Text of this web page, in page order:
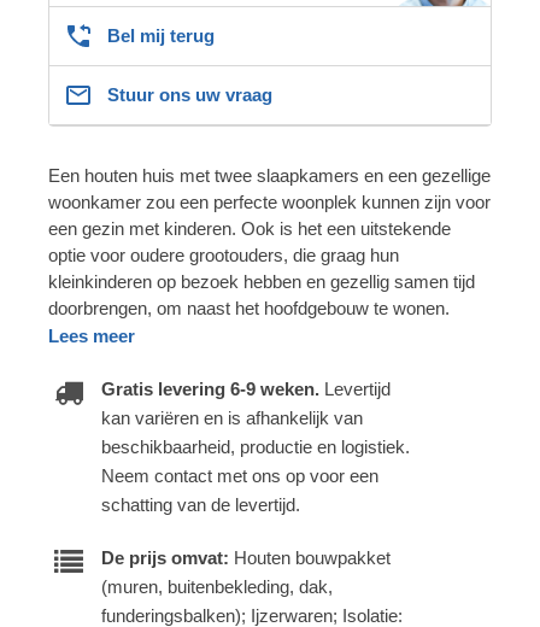
Bel mij terug
Stuur ons uw vraag
Een houten huis met twee slaapkamers en een gezellige
woonkamer zou een perfecte woonplek kunnen zijn voor
een gezin met kinderen. Ook is het een uitstekende
optie voor oudere grootouders, die graag hun
kleinkinderen op bezoek hebben en gezellig samen tijd
doorbrengen, om naast het hoofdgebouw te wonen.
Lees meer
Gratis levering 6-9 weken. Levertijd
kan variëren en is afhankelijk van
beschikbaarheid, productie en logistiek.
Neem contact met ons op voor een
schatting van de levertijd.
De prijs omvat: Houten bouwpakket
(muren, buitenbekleding, dak,
funderingsbalken); Ijzerwaren; Isolatie: